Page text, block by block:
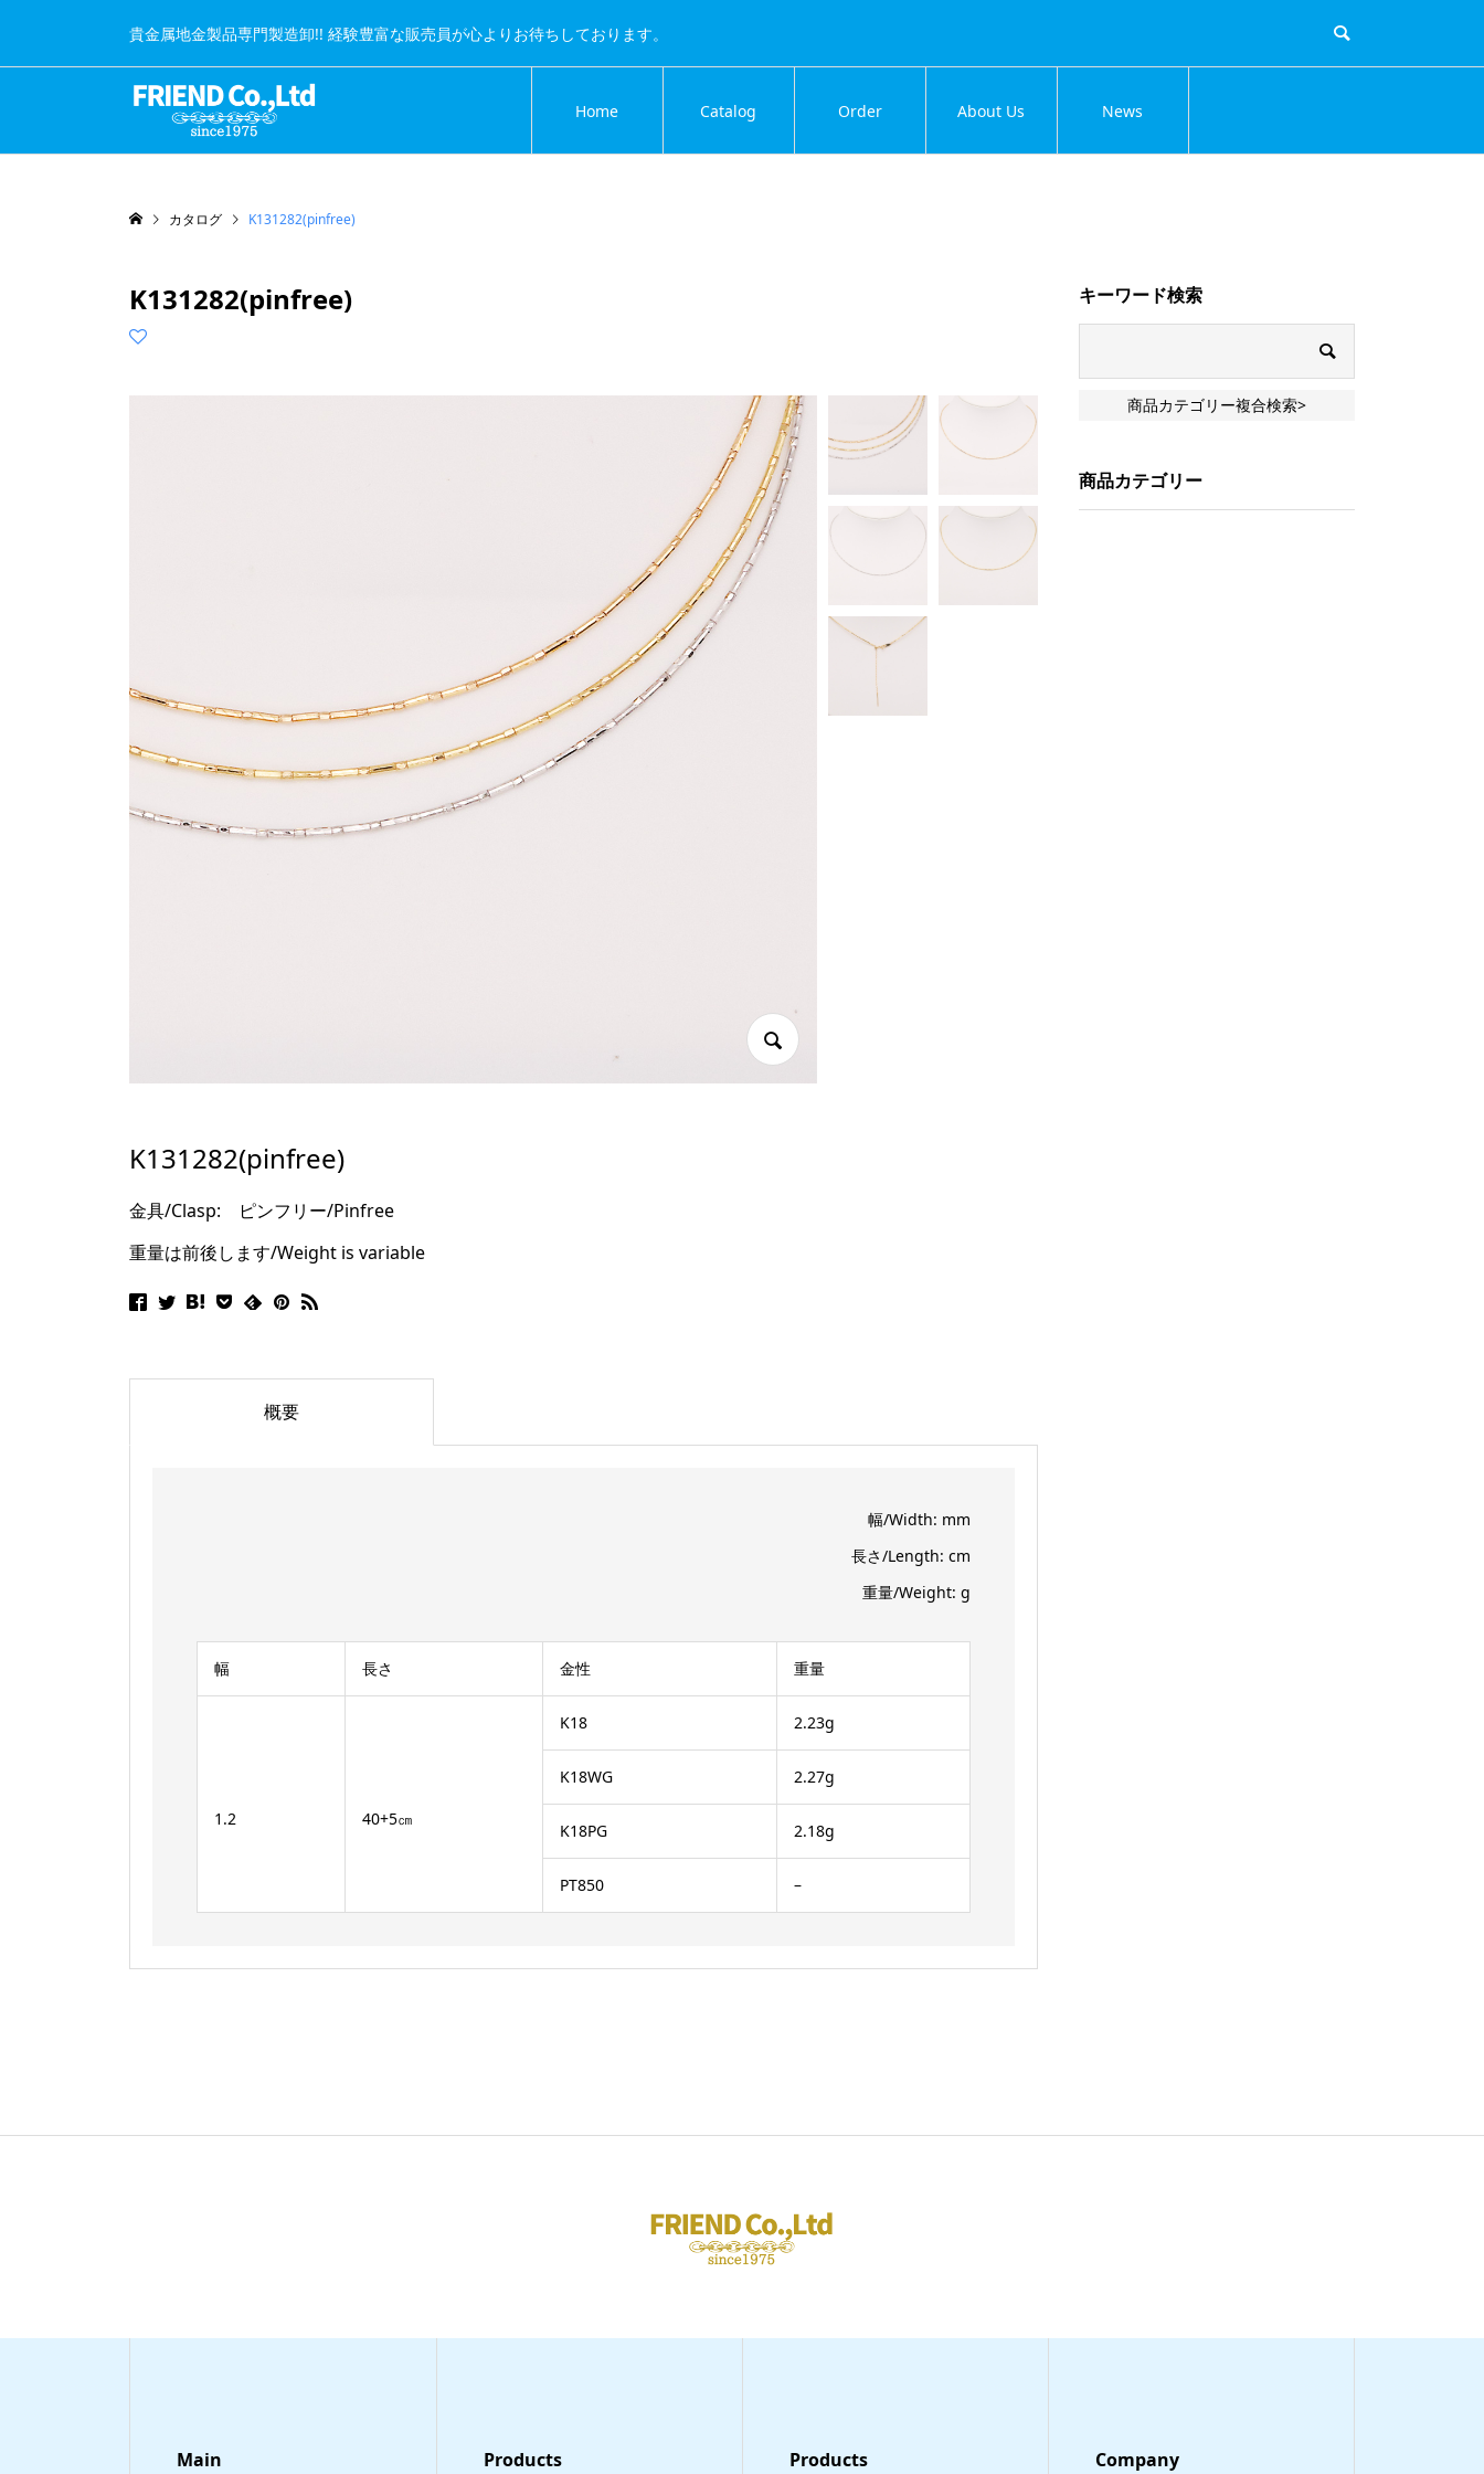
貴金属地金製品専門製造卸!! 経験豊富な販売員が心よりお待ちしております。
Home Catalog Order About Us News
カタログ K131282(pinfree)
K131282(pinfree)
K131282(pinfree)
金具/Clasp: ピンフリー/Pinfree
重量は前後します/Weight is variable
概要
幅/Width: mm
長さ/Length: cm
重量/Weight: g
幅 長さ 金性 重量
1.2 40+5㎝
K18 2.23g
K18WG 2.27g
K18PG 2.18g
PT850 –
キーワード検索
商品カテゴリー複合検索>
商品カテゴリー
Main ​Products ​Products Company